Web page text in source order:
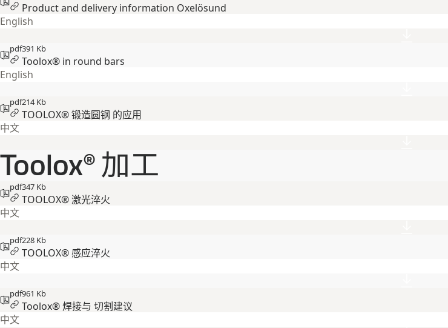
Product and delivery information Oxelösund
English
pdf391 Kb
Toolox® in round bars
English
pdf214 Kb
TOOLOX® 锻造圆钢 的应用
中文
Toolox® 加工
pdf347 Kb
TOOLOX® 激光淬火
中文
pdf228 Kb
TOOLOX® 感应淬火
中文
pdf961 Kb
Toolox® 焊接与 切割建议
中文